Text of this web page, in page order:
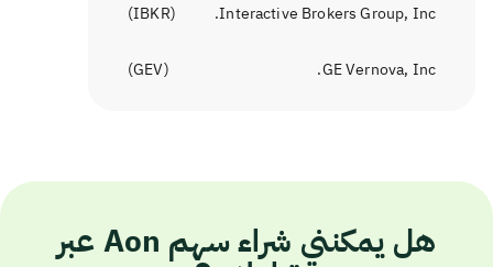
Interactive Brokers Group, Inc.
(
IBKR
)
GE Vernova, Inc.
(
GEV
)
هل يمكنني شراء سهم Aon عبر